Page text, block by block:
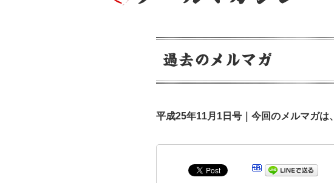
平成25年11月1日号｜今回のメルマガは